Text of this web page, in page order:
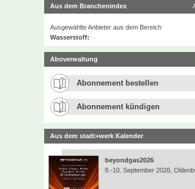
Aus dem Branchenindex
Ausgewählte Anbieter aus dem Bereich
Wasserstoff:
Aboverwaltung
Abonnement bestellen
Abonnement kündigen
Aus dem stadt+werk Kalender
beyondgas2026
8.-10. September 2026,